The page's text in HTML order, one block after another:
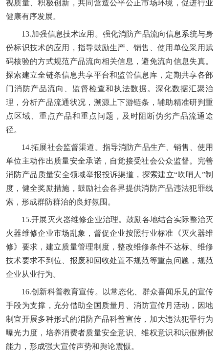
视质量、积极创新，共同营造公平公正市场环境，促进行业
健康有序发展。
13.加强信息技术应用。强化消防产品流向信息系统与身
份标识技术的应用，指导鼓励生产、销售、使用单位采用赋
码核验的方式规范产品流向相关信息，避免流向信息失真。
探索建立全链条信息共享平台和监管信息库，定期共享各部
门消防产品流向、监督检查和执法数据。深化数据汇聚治
理，分析产品流通状况，溯源上下游链条，辅助精准研判重
点区域、重点产品和重点问题，及时阻断伪劣产品流通途
径。
14.拓展社会监督渠道。指导消防产品生产、销售、使用
单位主动作出质量安全承诺，自觉接受社会公众监督。完善
消防产品质量安全领域举报投诉渠道，探索建立“吹哨人”制
度，健全奖励措施，鼓励社会各界提供消防产品违法犯罪线
索，形成群防群治的良好氛围。
15.开展灭火器维修企业治理。鼓励各地结合实际整治灭
火器维修企业市场乱象，督促企业按照行业标准《灭火器维
修》要求，建立质量管理制度，整改维修条件不达标、维修
技术要求不到位、报废和回收处置不规范等重点问题，规范
企业从业行为。
16.创新科普教育宣传。以常态化、群众喜闻乐见的宣传
手段为支撑，充分借助全国质量月、消防宣传月活动，因地
制宜开展多种形式的消防产品科普宣传，加大违法犯罪行为
曝光力度，培养消费者质量安全意识、维权意识和识假辨假
能力，形成强大宣传声势和舆论震慑。